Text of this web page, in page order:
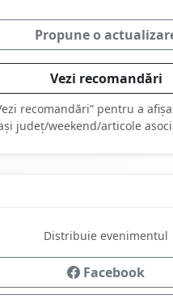
Propune o
Vezi recomandări
recomandări” pentru a
județ/weekend/articole
Distribuie evenimentul
Facebook